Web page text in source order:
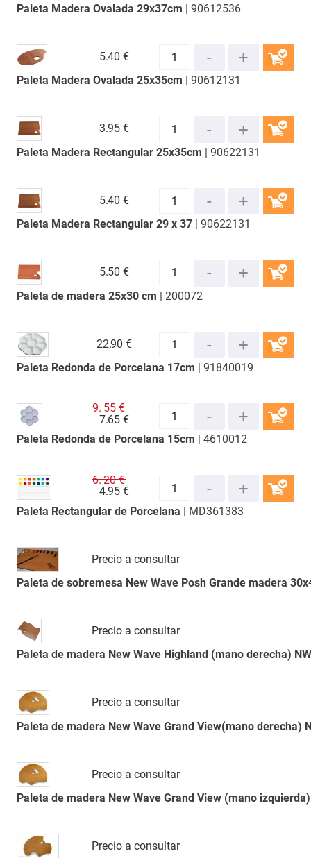
Paleta Madera Ovalada 29x37cm | 90612536
Paleta Madera Ovalada 25x35cm | 90612131
5.40 €
Paleta Madera Rectangular 25x35cm | 90622131
3.95 €
Paleta Madera Rectangular 29 x 37| 90622131
5.40 €
Paleta de madera 25x30 cm | 200072
5.50 €
Paleta Redonda de Porcelana 17cm | 91840019
22.90 €
Paleta Redonda de Porcelana 15cm | 4610012
9.55 €
7.65 €
Paleta Rectangular de Porcelana | MD361383
6.20 €
4.95 €
Paleta de sobremesa New Wave Posh Grande madera
Precio a consultar
Paleta de madera New Wave Highland (mano derecha)
Precio a consultar
Paleta de madera New Wave Grand View(mano derecha)
Precio a consultar
Paleta de madera New Wave Grand View (mano
Precio a consultar
Precio a consultar